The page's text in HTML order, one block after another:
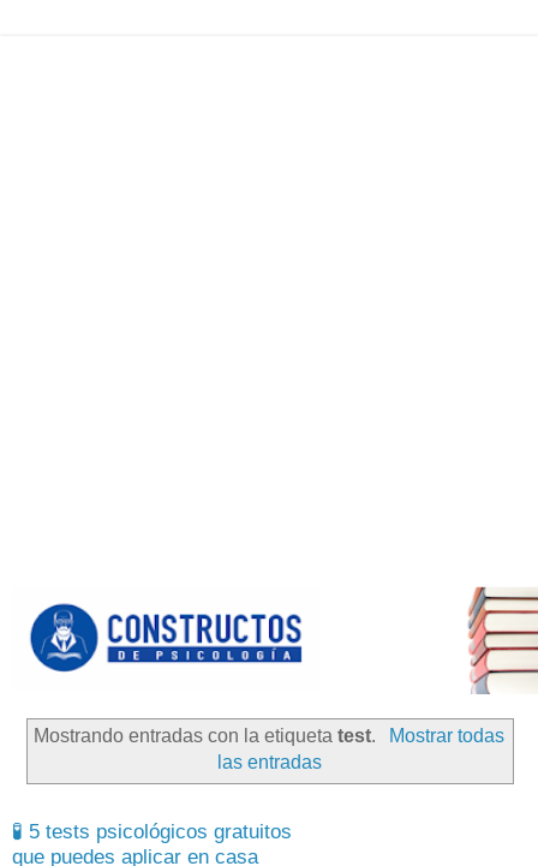
Mostrando entradas con la etiquetatest.
Mostrar todas
las entradas
🧪 5 tests psicológicos gratuitos
que puedes aplicar en casa